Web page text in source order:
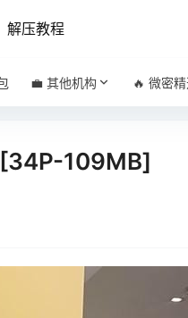
解压教程
💼 其他机构 🔥 微密
[34P-109MB]